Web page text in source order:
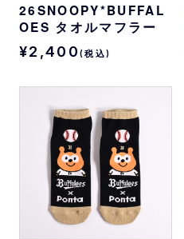
26SNOOPY*BUFFAL
OES タオルマフラー
¥2,400 (税込)